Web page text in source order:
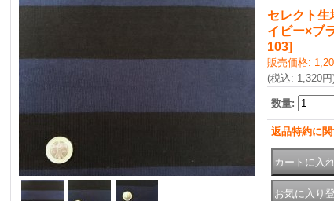
セレクト生
イビー×ブ
103]
販売価格:
(税込: 1,320円
数量:
返品特約に